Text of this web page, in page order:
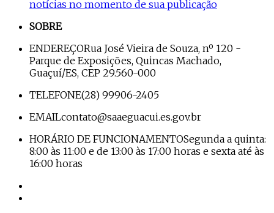
notícias no momento de sua publicação
SOBRE
ENDEREÇORua José Vieira de Souza, nº 120 -
Parque de Exposições, Quincas Machado,
Guaçuí/ES, CEP 29.560-000
TELEFONE(28) 99906-2405
EMAILcontato@saaeguacui.es.gov.br
HORÁRIO DE FUNCIONAMENTOSegunda a quinta:
8:00 às 11:00 e de 13:00 às 17:00 horas e sexta até às
16:00 horas